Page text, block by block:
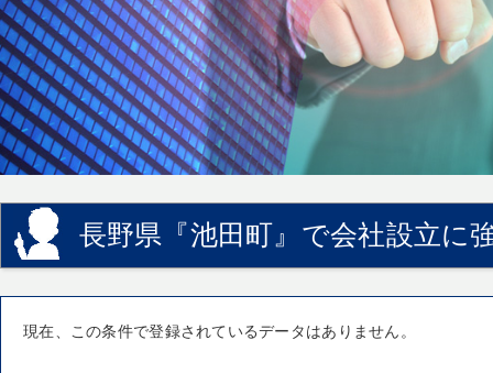
長野県『池田町』で会社設立に
現在、この条件で登録されているデータはありません。